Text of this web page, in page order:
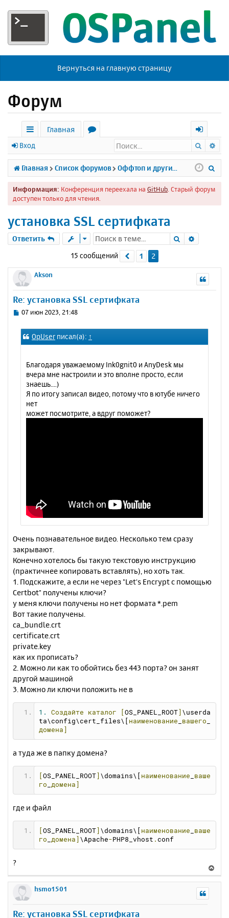
Вернуться на главную страницу
Форум
с
ы
л
к
Главная
р
у
м
х
о
д
Вход Поиск
Главная Список форумов
Информация: Конференция переехала на GitHub . Старый форум
доступен только для чтения.
установка SSL сертифката
Ответить Поиск
15 сообщений Пред.
1 2
Akson
Re: установка SSL сертифката
С
о
б
07 июн 2023, 21:48
OpUser писал(а): ↑
Благодаря уважаемому Ink0gnit0 и AnyDesk мы
вчера мне настроили и это вполне просто, если
знаешь....)
Я по итогу записал видео, потому что в ютубе ничего
нет
может посмотрите, а вдруг поможет?
Очень познавательное видео. Несколько тем сразу
закрывают.
Конечно хотелось бы такую текстовую инструкцию
(практичнее копировать вставлять), но хоть так.
1. Подскажите, а если не через "Let's Encrypt с помощью
Certbot" получены ключи?
у меня ключи получены но нет формата *.pem
Вот такие получены.
ca_bundle.crt
certificate.crt
private.key
как их прописать?
2. Можно ли как то обойтись без 443 порта? он занят
другой машиной
3. Можно ли ключи положить не в
1. Создайте каталог OS_PANEL_ROOT \userda
ta\config\cert_files\[ наименование вашего
домена]
а туда же в папку домена?
OS_PANEL_ROOT \domains\[ наименование
ваше
го домена]
где и файл
OS_PANEL_ROOT \domains\[ наименование
ваше
го домена] \Apache-PHP8_vhost . conf
?
е
hsmo1501
Re: установка SSL сертифката